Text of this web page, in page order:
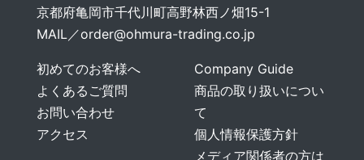
京都府亀岡市千代川町高野林西ノ畑15-1
MAIL／order@ohmura-trading.co.jp
初めてのお客様へ
よくあるご質問
お問い合わせ
アクセス
Company Guide
商品の取り扱いについ
て
個人情報保護方針
メディア関係者の方は